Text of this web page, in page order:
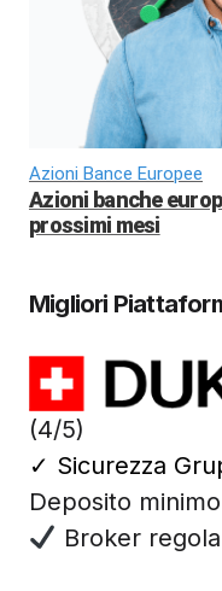
Azioni Bance Europee
Azioni banche
prossimi mesi
Migliori
(4/5)
✓ Sicurezza
Deposito minimo
Broker